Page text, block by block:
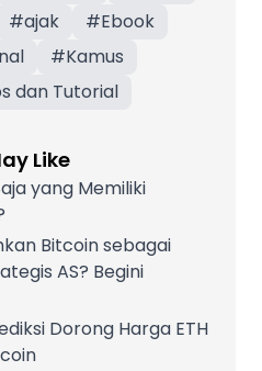
#ajak #Ebook
#Kamus
dan Tutorial
Like
yang Memiliki
Bitcoin sebagai
AS? Begini
Dorong Harga ETH